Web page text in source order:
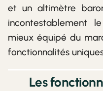
et un altimètre
incontestablement
mieux équipé du
fonctionnalités
Les